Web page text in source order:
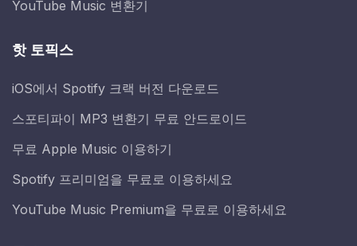
YouTube Music 변환기
핫 토픽스
iOS에서 Spotify 크랙 버전 다운로드
스포티파이 MP3 변환기 무료 안드로이드
무료 Apple Music 이용하기
Spotify 프리미엄을 무료로 이용하세요
YouTube Music Premium을 무료로 이용하세요